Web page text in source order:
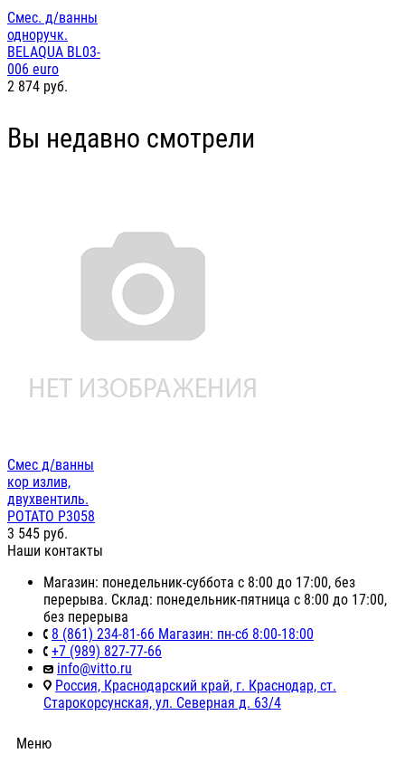
Смес. д/ванны
одноручк.
BELAQUA BL03-
006 euro
2 874 руб.
Вы недавно смотрели
Смес д/ванны
кор излив,
двухвентиль.
POTATO P3058
3 545 руб.
Наши контакты
Магазин: понедельник-суббота с 8:00 до 17:00, без
перерыва. Склад: понедельник-пятница с 8:00 до 17:00,
без перерыва
8 (861) 234-81-66 Магазин: пн-сб 8:00-18:00
+7 (989) 827-77-66
info@vitto.ru
Россия, Краснодарский край, г. Краснодар, ст.
Старокорсунская, ул. Северная д. 63/4
Меню